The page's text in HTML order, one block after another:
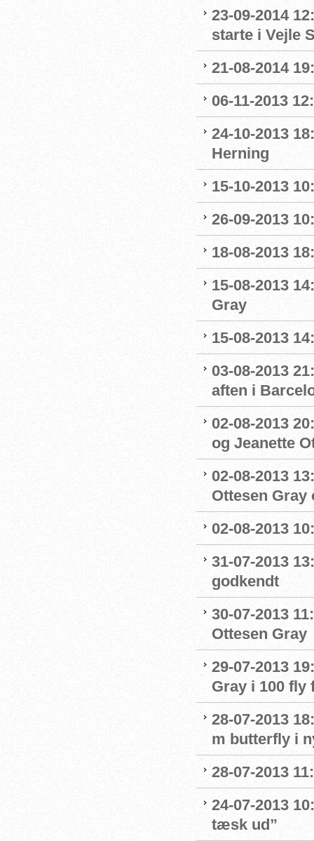
23-09-2014
starte i Vejle
21-08-2014
06-11-2013
24-10-2013
Herning
15-10-2013
26-09-2013
18-08-2013
15-08-2013
Gray
15-08-2013
03-08-2013
aften i
02-08-2013
og Jeanette
02-08-2013
Ottesen Gray
02-08-2013
31-07-2013
godkendt
30-07-2013
Ottesen Gray
29-07-2013
Gray i 100 fly
28-07-2013
m butterfly i
28-07-2013
24-07-2013
tæsk ud”